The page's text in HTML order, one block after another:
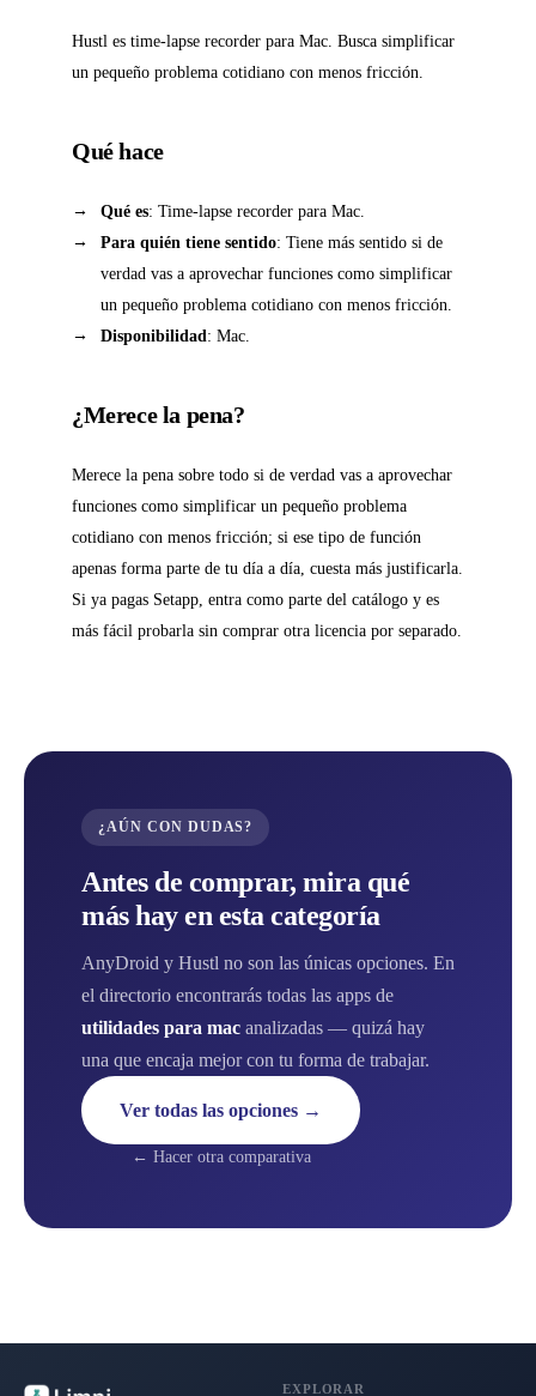
Hustl es time-lapse recorder para Mac. Busca simplificar
un pequeño problema cotidiano con menos fricción.
Qué hace
Qué es: Time-lapse recorder para Mac.
Para quién tiene sentido: Tiene más sentido si de
verdad vas a aprovechar funciones como simplificar
un pequeño problema cotidiano con menos fricción.
Disponibilidad: Mac.
¿Merece la pena?
Merece la pena sobre todo si de verdad vas a aprovechar
funciones como simplificar un pequeño problema
cotidiano con menos fricción; si ese tipo de función
apenas forma parte de tu día a día, cuesta más justificarla.
Si ya pagas Setapp, entra como parte del catálogo y es
más fácil probarla sin comprar otra licencia por separado.
¿AÚN CON DUDAS?
Antes de comprar, mira qué
más hay en esta categoría
AnyDroid y Hustl no son las únicas opciones. En
el directorio encontrarás todas las apps de
utilidades para mac analizadas — quizá hay
una que encaja mejor con tu forma de trabajar.
Ver todas las opciones →
← Hacer otra comparativa
EXPLORAR